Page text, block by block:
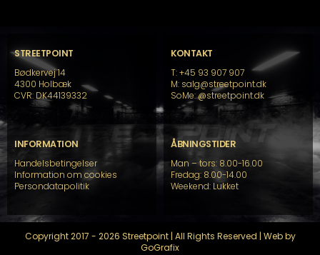
STREETPOINT
Bødkervej 14
4300 Holbæk
CVR: DK44139332
KONTAKT
T: +45 93 907 907
M: salg@streetpoint.dk
SoMe:@streetpoint.dk
INFORMATION
Handelsbetingelser
Information om cookies
Persondatapolitik
ÅBNINGSTIDER
Man – tors: 8.00-16.00
Fredag: 8.00-14.00
Weekend: Lukket
Copyright 2017 - 2026 Streetpoint | All Rights Reserved | Web by
GoGrafix